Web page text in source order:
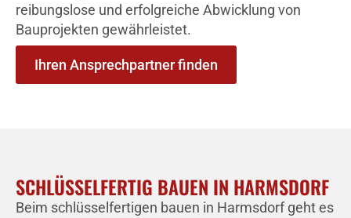
reibungslose und erfolgreiche Abwicklung von
Bauprojekten gewährleistet.
Ihren Ansprechpartner finden
SCHLÜSSELFERTIG BAUEN IN HARMSDORF
Beim schlüsselfertigen bauen in Harmsdorf geht es